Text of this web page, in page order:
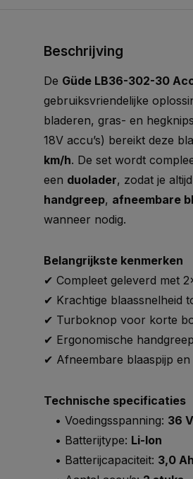
Beschrijving
De Güde LB36-302-30
gebruiksvriendelijke
bladeren, gras- en
18V accu’s) bereikt deze
km/h. De set wordt
een duolader, zodat je
handgreep, afneembare
wanneer nodig.
Belangrijkste kenmerken
✔ Compleet geleverd met
✔ Krachtige blaassnelheid
✔ Turboknop voor korte
✔ Ergonomische
✔ Afneembare blaaspijp
Technische specificaties
• Voedingsspanning: 36 V
• Batterijtype: Li-Ion
• Batterijcapaciteit: 3,0